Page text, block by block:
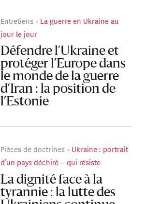
Entretiens
La guerre en Ukraine au
jour le jour
Défendre l’Ukraine et
protéger l’Europe dans
le monde de la guerre
d’Iran : la position de
l’Estonie
Pièces de doctrines
Ukraine : portrait
d’un pays déchiré – qui résiste
La dignité face à la
tyrannie : la lutte des